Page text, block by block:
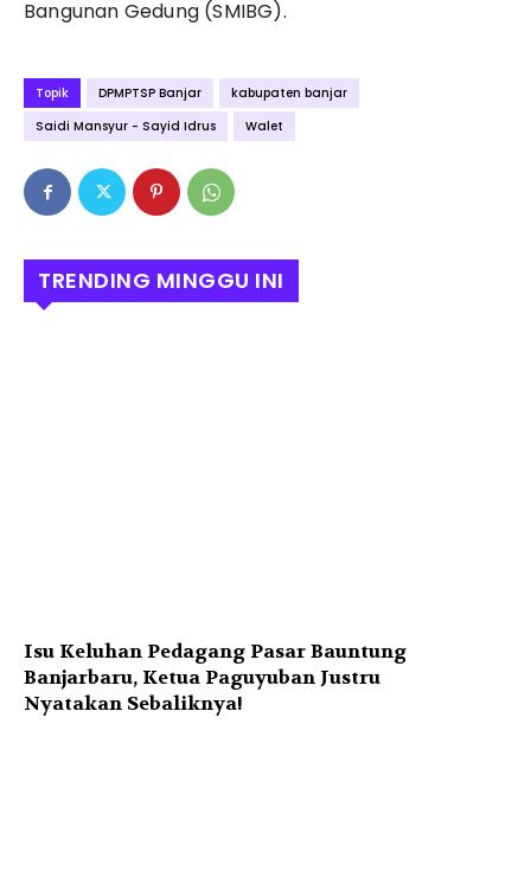
Bangunan Gedung (SMIBG).
Topik DPMPTSP Banjar
kabupaten banjar
Saidi Mansyur - Sayid Idrus
Walet
TRENDING MINGGU INI
Isu Keluhan Pedagang Pasar Bauntung
Banjarbaru, Ketua Paguyuban Justru
Nyatakan Sebaliknya!